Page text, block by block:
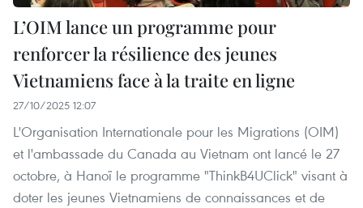
L’OIM lance un programme pour
renforcer la résilience des jeunes
Vietnamiens face à la traite en ligne
27/10/2025 12:07
L'Organisation Internationale pour les Migrations (OIM)
et l'ambassade du Canada au Vietnam ont lancé le 27
octobre, à Hanoï le programme "ThinkB4UClick" visant à
doter les jeunes Vietnamiens de connaissances et de